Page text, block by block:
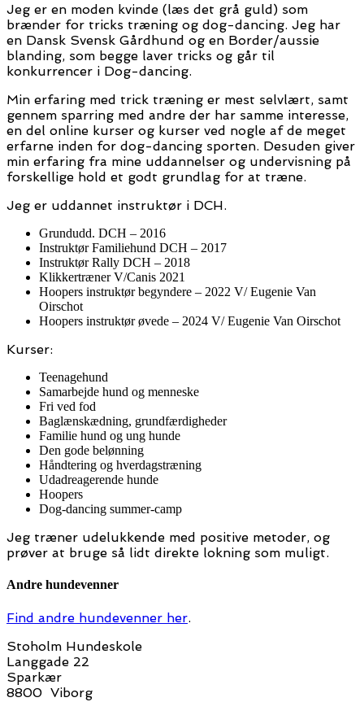
Jeg er en moden kvinde (læs det grå guld) som
brænder for tricks træning og dog-dancing. Jeg har
en Dansk Svensk Gårdhund og en Border/aussie
blanding, som begge laver tricks og går til
konkurrencer i Dog-dancing.
Min erfaring med trick træning er mest selvlært, samt
gennem sparring med andre der har samme interesse,
en del online kurser og kurser ved nogle af de meget
erfarne inden for dog-dancing sporten. Desuden giver
min erfaring fra mine uddannelser og undervisning på
forskellige hold et godt grundlag for at træne.
Jeg er uddannet instruktør i DCH.
Grundudd. DCH – 2016
Instruktør Familiehund DCH – 2017
Instruktør Rally DCH – 2018
Klikkertræner V/Canis 2021
Hoopers instruktør begyndere – 2022 V/ Eugenie Van
Oirschot
Hoopers instruktør øvede – 2024 V/ Eugenie Van Oirschot
Kurser:
Teenagehund
Samarbejde hund og menneske
Fri ved fod
Baglænskædning, grundfærdigheder
Familie hund og ung hunde
Den gode belønning
Håndtering og hverdagstræning
Udadreagerende hunde
Hoopers
Dog-dancing summer-camp
Jeg træner udelukkende med positive metoder, og
prøver at bruge så lidt direkte lokning som muligt.
Andre hundevenner
Find andre hundevenner her.
Stoholm Hundeskole
Langgade 22
Sparkær
8800 Viborg